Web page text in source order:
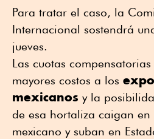
Para tratar el caso, la
Internacional sostendrá
jueves.
Las cuotas
mayores costos a los
mexicanos y la
de esa hortaliza caigan en
mexicano y suban en